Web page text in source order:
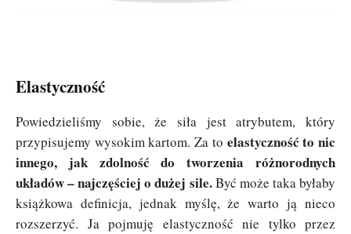
Elastyczność
Powiedzieliśmy sobie, że siła jest atrybutem, który
przypisujemy wysokim kartom. Za to elastyczność to nic
innego, jak zdolność do tworzenia różnorodnych
układów – najczęściej o dużej sile.Być może taka byłaby
książkowa definicja, jednak myślę, że warto ją nieco
rozszerzyć. Ja pojmuję elastyczność nie tylko przez